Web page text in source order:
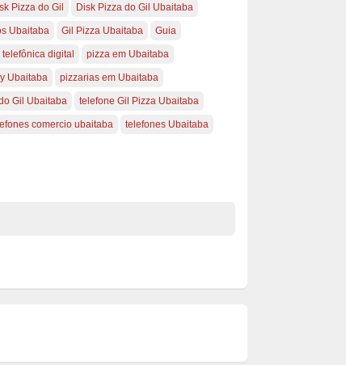
Pizza do Gil Disk Pizza do Gil Ubaitaba
Ubaitaba Gil Pizza Ubaitaba Guia
telefônica digital pizza em Ubaitaba
Ubaitaba pizzarias em Ubaitaba
Gil Ubaitaba telefone Gil Pizza Ubaitaba
comercio ubaitaba telefones Ubaitaba